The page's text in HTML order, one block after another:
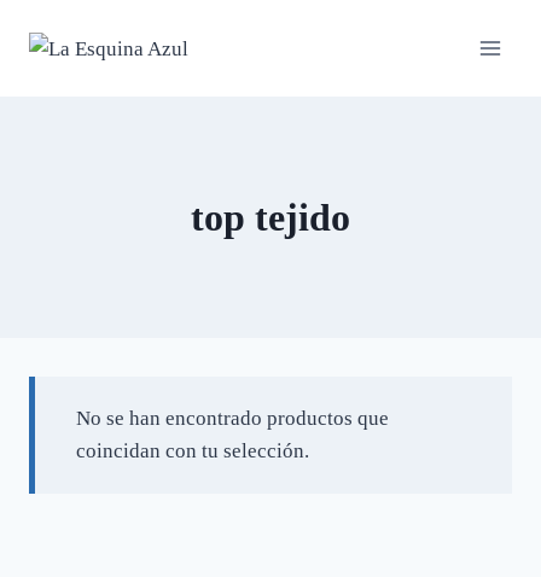
top tejido
No se han encontrado productos que
coincidan con tu selección.